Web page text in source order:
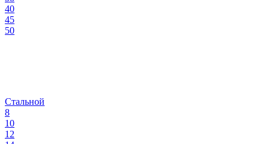
40
45
50
Стальной
8
10
12